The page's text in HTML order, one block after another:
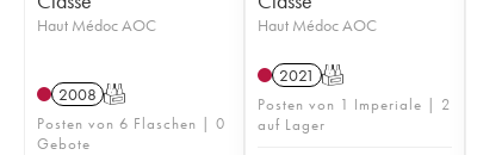
Haut Médoc AOC
2008 T
Posten von 6 Flaschen | 0
Gebote
Haut Médoc AOC
2021 T
Posten von 1 Imperiale | 2
auf Lager